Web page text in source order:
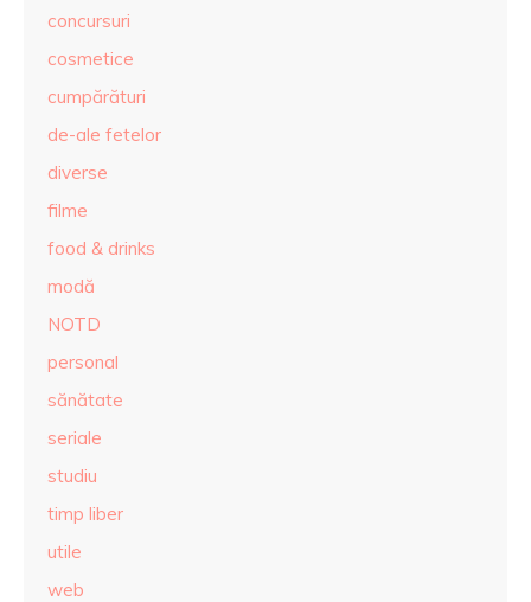
concursuri
cosmetice
cumpărături
de-ale fetelor
diverse
filme
food & drinks
modă
NOTD
personal
sănătate
seriale
studiu
timp liber
utile
web